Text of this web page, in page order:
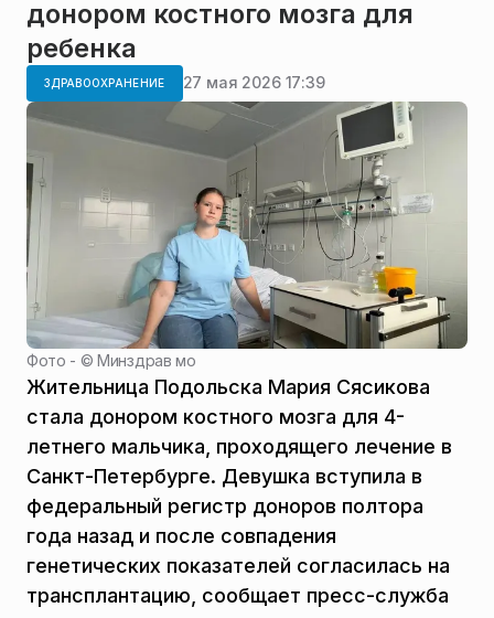
донором костного мозга для
ребенка
ЗДРАВООХРАНЕНИЕ 27 мая 2026 17:39
Фото - ©Минздрав мо
Жительница Подольска Мария Сясикова
стала донором костного мозга для 4-
летнего мальчика, проходящего лечение в
Санкт-Петербурге. Девушка вступила в
федеральный регистр доноров полтора
года назад и после совпадения
генетических показателей согласилась на
трансплантацию, сообщает пресс-служба